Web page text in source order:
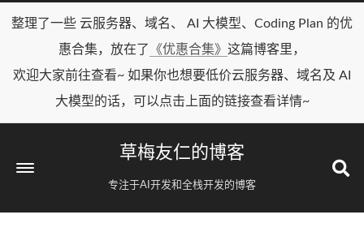
整理了一些 云服务器、域名、 AI 大模型、Coding Plan 的优
惠合集，放在了
《优惠合集》 这篇博客里，
欢迎大家前往查看~ 如果你也想要低价云服务器、域名及 AI
大模型的话，可以点击上面的链接查看详情~
草梅友仁的博客
专注于AI开发和全栈开发的博客